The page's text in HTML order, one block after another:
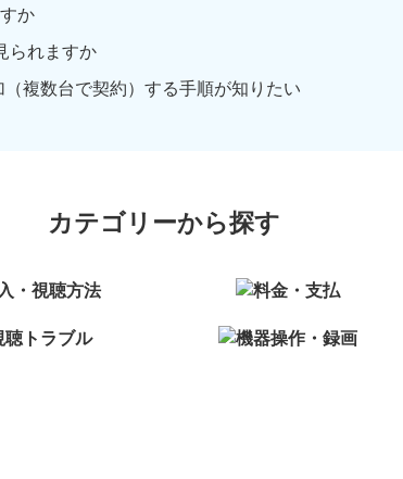
か
られますか
複数台で契約）する手順が知りたい
カテゴリーから探す